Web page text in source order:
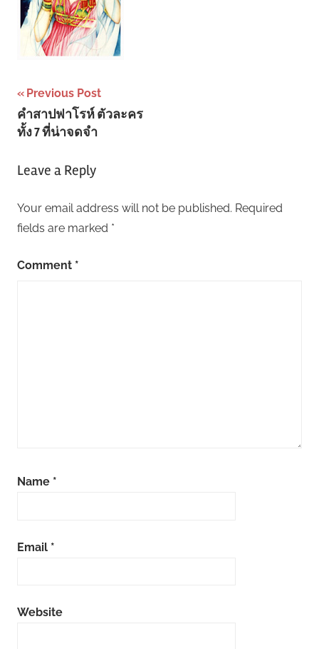
Post
navigation
Previous Post
คำสาปฟาโรห์ ตัวละคร
ทั้ง 7 ที่น่าจดจำ
Leave a Reply
Your email address will not be published. Required
fields are marked *
Comment *
Name *
Email *
Website